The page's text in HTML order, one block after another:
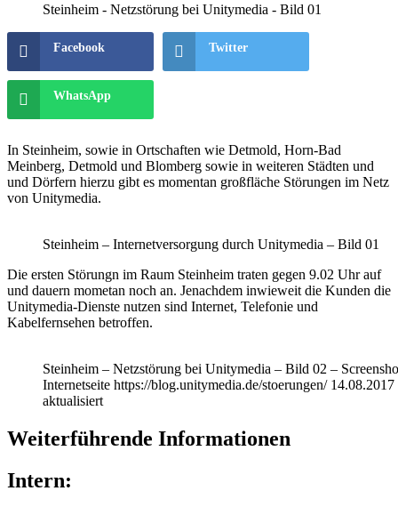
Steinheim - Netzstörung bei Unitymedia - Bild 01
Facebook Twitter
WhatsApp
In Steinheim, sowie in Ortschaften wie Detmold, Horn-Bad
Meinberg, Detmold und Blomberg sowie in weiteren Städten und
und Dörfern hierzu gibt es momentan großfläche Störungen im Netz
von Unitymedia.
Steinheim – Internetversorgung durch Unitymedia – Bild 01
Die ersten Störungn im Raum Steinheim traten gegen 9.02 Uhr auf
und dauern mometan noch an. Jenachdem inwieweit die Kunden die
Unitymedia-Dienste nutzen sind Internet, Telefonie und
Kabelfernsehen betroffen.
Steinheim – Netzstörung bei Unitymedia – Bild 02 –
Internetseite https://blog.unitymedia.de/stoerungen/
aktualisiert
Weiterführende Informationen
Intern: